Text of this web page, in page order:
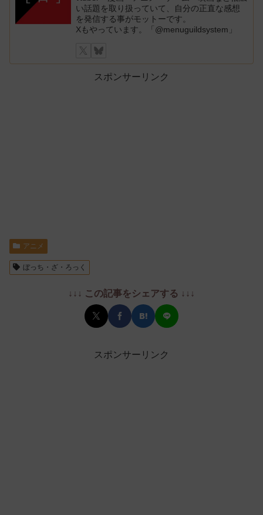
い話題を取り扱っていて、自分の正直な感想
を発信する事がモットーです。
Xもやっています。「@menuguildsystem」
スポンサーリンク
アニメ
ぼっち・ざ・ろっく
↓↓↓ この記事をシェアする ↓↓↓
スポンサーリンク